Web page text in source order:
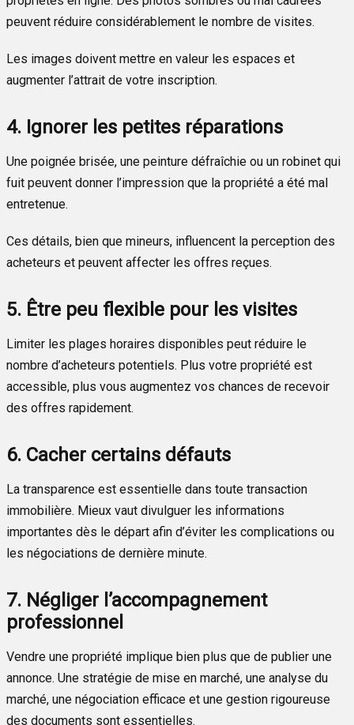
peuvent réduire considérablement le nombre de visites.
Les images doivent mettre en valeur les espaces et
augmenter l’attrait de votre inscription.
4. Ignorer les petites réparations
Une poignée brisée, une peinture défraîchie ou un robinet qui
fuit peuvent donner l’impression que la propriété a été mal
entretenue.
Ces détails, bien que mineurs, influencent la perception des
acheteurs et peuvent affecter les offres reçues.
5. Être peu flexible pour les visites
Limiter les plages horaires disponibles peut réduire le
nombre d’acheteurs potentiels. Plus votre propriété est
accessible, plus vous augmentez vos chances de recevoir
des offres rapidement.
6. Cacher certains défauts
La transparence est essentielle dans toute transaction
immobilière. Mieux vaut divulguer les informations
importantes dès le départ afin d’éviter les complications ou
les négociations de dernière minute.
7. Négliger l’accompagnement
professionnel
Vendre une propriété implique bien plus que de publier une
annonce. Une stratégie de mise en marché, une analyse du
marché, une négociation efficace et une gestion rigoureuse
des documents sont essentielles.